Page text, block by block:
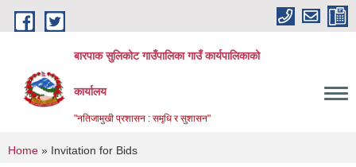
Skip to main content
बारपाक सुलिकोट गाउँपालिका गाउँ कार्यपालिकाको
कार्यालय
"नतिजामुखी प्रशासन : समृधि र सुशासन"
You are here
Home » Invitation for Bids